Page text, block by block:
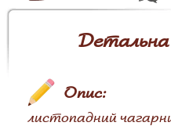
Детальна
Опис:
листопадний